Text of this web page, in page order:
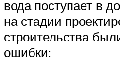
вода поступает в
на стадии
строительства
ошибки: